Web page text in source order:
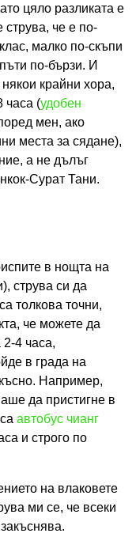
цяло разликата е
че е по-
малко по-скъпи
по-бързи. И
крайни хора,
часа (удобен
мен, ако
места за сядане),
а не дълъг
Сурат Тани.
в нощта на
струва си да
толкова точни,
че можете да
2-4 часа,
в града на
Например,
да пристигне в
автобус чианг
и строго по
на влаковете
ми се, че всеки